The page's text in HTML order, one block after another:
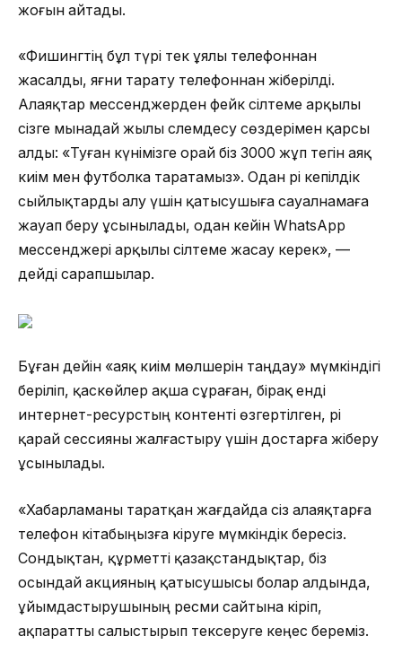
жоғын айтады.
«Фишингтің бұл түрі тек ұялы телефоннан
жасалды, яғни тарату телефоннан жіберілді.
Алаяқтар мессенджерден фейк сілтеме арқылы
сізге мынадай жылы сәлемдесу сөздерімен қарсы
алды: «Туған күнімізге орай біз 3000 жұп тегін аяқ
киім мен футболка таратамыз». Одан әрі кепілдік
сыйлықтарды алу үшін қатысушыға сауалнамаға
жауап беру ұсынылады, одан кейін WhatsApp
мессенджері арқылы сілтеме жасау керек», —
дейді сарапшылар.
Бұған дейін «аяқ киім мөлшерін таңдау» мүмкіндігі
беріліп, қаскөйлер ақша сұраған, бірақ енді
интернет-ресурстың контенті өзгертілген, әрі
қарай сессияны жалғастыру үшін достарға жіберу
ұсынылады.
«Хабарламаны таратқан жағдайда сіз алаяқтарға
телефон кітабыңызға кіруге мүмкіндік бересіз.
Сондықтан, құрметті қазақстандықтар, біз
осындай акцияның қатысушысы болар алдында,
ұйымдастырушының ресми сайтына кіріп,
ақпаратты салыстырып тексеруге кеңес береміз.